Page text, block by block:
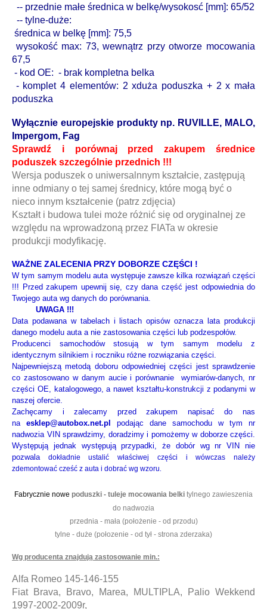
-- przednie małe średnica w belkę/wysokosć [mm]: 65/52
-- tylne-duże:
średnica w belkę [mm]: 75,5
wysokość max: 73, wewnątrz przy otworze mocowania
67,5
- kod OE: - brak kompletna belka
- komplet 4 elementów: 2 xduża poduszka + 2 x mała
poduszka
Wyłącznie europejskie produkty np. RUVILLE, MALO,
Impergom, Fag
Sprawdź i porównaj przed zakupem średnice
poduszek szczególnie przednich !!!
Wersja poduszek o uniwersalnnym kształcie, zastępują
inne odmiany o tej samej średnicy, które mogą być o
nieco innym kształcenie (patrz zdjęcia)
Kształt i budowa tulei może różnić się od oryginalnej ze
względu na wprowadzoną przez FIATa w okresie
produkcji modyfikację.
WAŻNE ZALECENIA PRZY DOBORZE CZĘŚCI !
W tym samym modelu auta występuje zawsze kilka rozwiązań części
!!! Przed zakupem upewnij się, czy dana część jest odpowiednia do
Twojego auta wg danych do porównania.
UWAGA !!!
Data podawana w tabelach i listach opisów oznacza lata produkcji
danego modelu auta a nie zastosowania części lub podzespołów.
Producenci samochodów stosują w tym samym modelu z
identycznym silnikiem i roczniku różne rozwiązania części.
Najpewniejszą metodą doboru odpowiedniej części jest sprawdzenie
co zastosowano w danym aucie i porównanie
wymiarów-danych, nr
części OE, katalogowego, a nawet kształtu-konstrukcji z podanymi w
naszej ofercie.
Zachęcamy i zalecamy przed zakupem napisać do nas
na esklep@autobox.net.pl
podając dane samochodu w tym nr
nadwozia VIN sprawdzimy, doradzimy i pomożemy w doborze części.
Występują jednak występują przypadki, że dobór wg nr VIN nie
pozwaladokładnie ustalić właściwej części i wówczas należy
zdemontować cześć z auta i dobrać wg wzoru
Fabrycznie nowe poduszki - tuleje mocowania belki tylnego zawieszenia
do nadwozia
przednia - mała (położenie - od przodu)
tylne - duże (połozenie - od tył - strona zderzaka)
Wg producenta znajdują zastosowanie min.:
Alfa Romeo 145-146-155
Fiat Brava, Bravo, Marea, MULTIPLA, Palio Wekkend
1997-2002-2009r,